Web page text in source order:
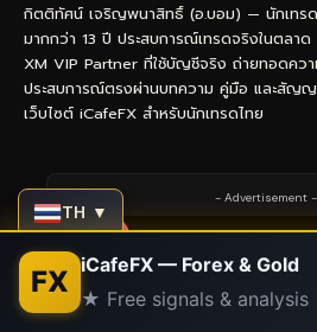
กิตติทัศน์ เจริญพนาสิทธิ์ (อ.บอม) — นักเทร
มากกว่า 13 ปี ประสบการณ์เทรดจริงในตลา
XM VIP Partner ที่ใช้บัญชีจริง ถ่ายทอดควา
ประสบการณ์ตรงผ่านบทความ คู่มือ และสัญ
เว็บไซต์ iCafeFX สำหรับนักเทรดไทย
- Advertisement -
TH ▼
FX iCafeFX — Forex & Gold
★ Free signals & analysis
Contact us
Open